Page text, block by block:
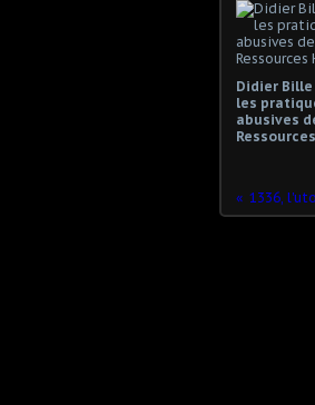
Didier
les
abusives
1336,